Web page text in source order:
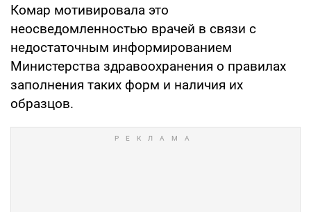
Комар мотивировала это
неосведомленностью врачей в связи с
недостаточным информированием
Министерства здравоохранения о правилах
заполнения таких форм и наличия их
образцов.